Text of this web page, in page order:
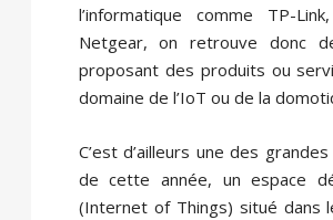
l’informatique comme TP-
Netgear, on retrouve donc
proposant des produits ou
domaine de l’IoT ou de la
C’est d’ailleurs une des
de cette année, un espace
(Internet of Things) situé dans